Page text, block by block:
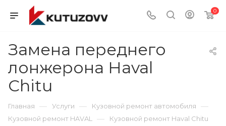
0
Замена переднего
лонжерона Haval
Chitu
Главная — Услуги — Кузовной ремонт автомобиля —
Кузовной ремонт HAVAL — Кузовной ремонт Haval Chitu